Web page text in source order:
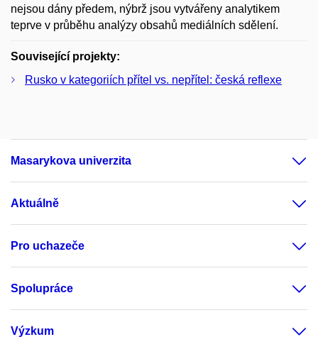
nejsou dány předem, nýbrž jsou vytvářeny analytikem
teprve v průběhu analýzy obsahů mediálních sdělení.
Související projekty:
Rusko v kategoriích přítel vs. nepřítel: česká reflexe
Masarykova univerzita
Aktuálně
Pro uchazeče
Spolupráce
Výzkum